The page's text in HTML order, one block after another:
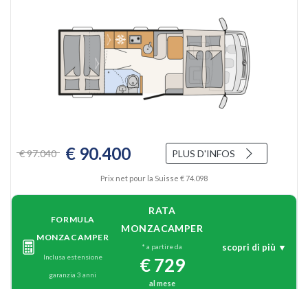
€ 97.040 € 90.400 PLUS D'INFOS
Prix net pour la Suisse € 74.098
FORMULA
MONZACAMPER
Inclusa estensione
garanzia 3 anni
RATA
MONZACAMPER
* a partire da
€ 729
al mese
scopri di più ▼